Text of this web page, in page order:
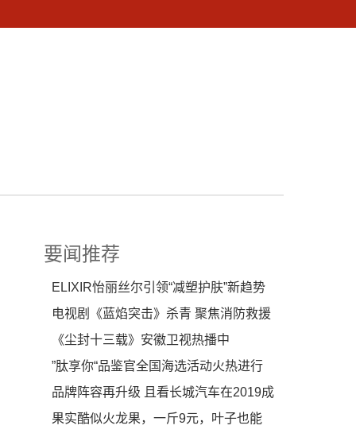
要闻推荐
ELIXIR怡丽丝尔引领“减塑护肤”新趋势
电视剧《蓝焰突击》杀青 聚焦消防救援
故事
《尘封十三载》安徽卫视热播中
”肽享你“品鉴官全国海选活动火热进行
品牌阵容再升级 且看长城汽车在2019成
都车展上演“新
果实酷似火龙果，一斤9元，叶子也能